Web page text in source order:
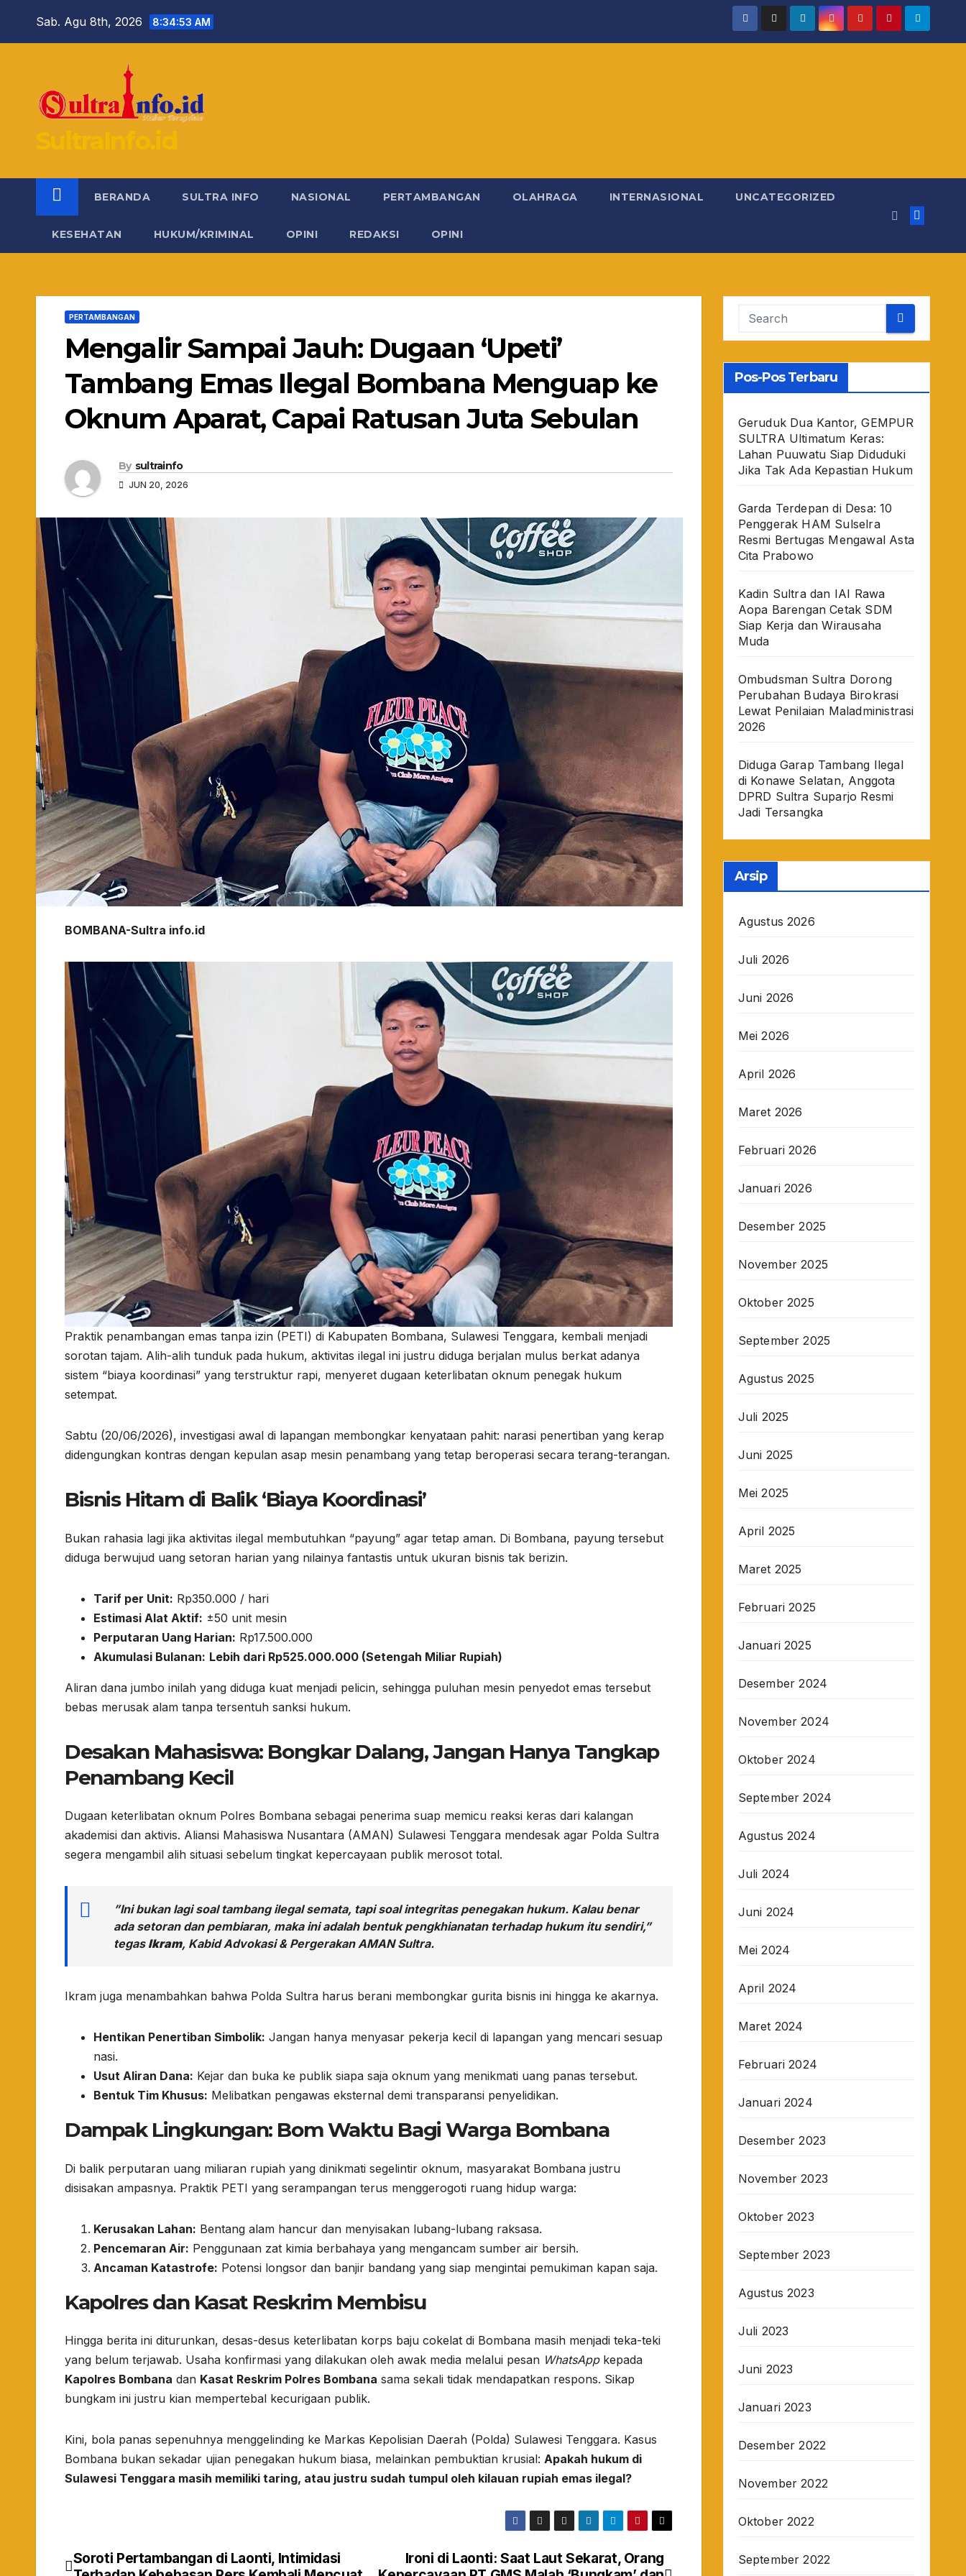
Sab. Agu 8th, 2026 8:34:54 AM
SultraInfo.id
BERANDA SULTRA INFO NASIONAL PERTAMBANGAN OLAHRAGA INTERNASIONAL UNCATEGORIZED
KESEHATAN HUKUM/KRIMINAL OPINI REDAKSI OPINI
PERTAMBANGAN
Mengalir Sampai Jauh: Dugaan ‘Upeti’
Tambang Emas Ilegal Bombana Menguap ke
Oknum Aparat, Capai Ratusan Juta Sebulan
By sultrainfo
JUN 20, 2026
BOMBANA-Sultra info.id
Praktik penambangan emas tanpa izin (PETI) di Kabupaten Bombana, Sulawesi Tenggara, kembali menjadi
sorotan tajam. Alih-alih tunduk pada hukum, aktivitas ilegal ini justru diduga berjalan mulus berkat adanya
sistem “biaya koordinasi” yang terstruktur rapi, menyeret dugaan keterlibatan oknum penegak hukum
setempat.
​Sabtu (20/06/2026), investigasi awal di lapangan membongkar kenyataan pahit: narasi penertiban yang kerap
didengungkan kontras dengan kepulan asap mesin penambang yang tetap beroperasi secara terang-terangan.
​Bisnis Hitam di Balik ‘Biaya Koordinasi’
​Bukan rahasia lagi jika aktivitas ilegal membutuhkan “payung” agar tetap aman. Di Bombana, payung tersebut
diduga berwujud uang setoran harian yang nilainya fantastis untuk ukuran bisnis tak berizin.
Tarif per Unit: Rp350.000 / hari
Estimasi Alat Aktif: ±50 unit mesin
Perputaran Uang Harian: Rp17.500.000
Akumulasi Bulanan: Lebih dari Rp525.000.000 (Setengah Miliar Rupiah)
​Aliran dana jumbo inilah yang diduga kuat menjadi pelicin, sehingga puluhan mesin penyedot emas tersebut
bebas merusak alam tanpa tersentuh sanksi hukum.
​Desakan Mahasiswa: Bongkar Dalang, Jangan Hanya Tangkap
Penambang Kecil
​Dugaan keterlibatan oknum Polres Bombana sebagai penerima suap memicu reaksi keras dari kalangan
akademisi dan aktivis. Aliansi Mahasiswa Nusantara (AMAN) Sulawesi Tenggara mendesak agar Polda Sultra
segera mengambil alih situasi sebelum tingkat kepercayaan publik merosot total.
​”Ini bukan lagi soal tambang ilegal semata, tapi soal integritas penegakan hukum. Kalau benar
ada setoran dan pembiaran, maka ini adalah bentuk pengkhianatan terhadap hukum itu sendiri,”
tegasIkram, Kabid Advokasi & Pergerakan AMAN Sultra.
​Ikram juga menambahkan bahwa Polda Sultra harus berani membongkar gurita bisnis ini hingga ke akarnya.
Hentikan Penertiban Simbolik: Jangan hanya menyasar pekerja kecil di lapangan yang mencari sesuap
nasi.
Usut Aliran Dana: Kejar dan buka ke publik siapa saja oknum yang menikmati uang panas tersebut.
Bentuk Tim Khusus: Melibatkan pengawas eksternal demi transparansi penyelidikan.
​Dampak Lingkungan: Bom Waktu Bagi Warga Bombana
​Di balik perputaran uang miliaran rupiah yang dinikmati segelintir oknum, masyarakat Bombana justru
disisakan ampasnya. Praktik PETI yang serampangan terus menggerogoti ruang hidup warga:
Kerusakan Lahan: Bentang alam hancur dan menyisakan lubang-lubang raksasa.
Pencemaran Air: Penggunaan zat kimia berbahaya yang mengancam sumber air bersih.
Ancaman Katastrofe: Potensi longsor dan banjir bandang yang siap mengintai pemukiman kapan saja.
​Kapolres dan Kasat Reskrim Membisu
​Hingga berita ini diturunkan, desas-desus keterlibatan korps baju cokelat di Bombana masih menjadi teka-teki
yang belum terjawab. Usaha konfirmasi yang dilakukan oleh awak media melalui pesan WhatsAppkepada
Kapolres Bombana dan Kasat Reskrim Polres Bombana sama sekali tidak mendapatkan respons. Sikap
bungkam ini justru kian mempertebal kecurigaan publik.
​Kini, bola panas sepenuhnya menggelinding ke Markas Kepolisian Daerah (Polda) Sulawesi Tenggara. Kasus
Bombana bukan sekadar ujian penegakan hukum biasa, melainkan pembuktian krusial: Apakah hukum di
Sulawesi Tenggara masih memiliki taring, atau justru sudah tumpul oleh kilauan rupiah emas ilegal?
Navigasi
Ironi di Laonti: Saat Laut Sekarat, Orang
Soroti Pertambangan di Laonti, Intimidasi
Pos-Pos Terbaru
Geruduk Dua Kantor, GEMPUR
SULTRA Ultimatum Keras:
Lahan Puuwatu Siap Diduduki
Jika Tak Ada Kepastian Hukum
Garda Terdepan di Desa: 10
Penggerak HAM Sulselra
Resmi Bertugas Mengawal Asta
Cita Prabowo
Kadin Sultra dan IAI Rawa
Aopa Barengan Cetak SDM
Siap Kerja dan Wirausaha
Muda
Ombudsman Sultra Dorong
Perubahan Budaya Birokrasi
Lewat Penilaian Maladministrasi
2026
Diduga Garap Tambang Ilegal
di Konawe Selatan, Anggota
DPRD Sultra Suparjo Resmi
Jadi Tersangka
Arsip
Agustus 2026
Juli 2026
Juni 2026
Mei 2026
April 2026
Maret 2026
Februari 2026
Januari 2026
Desember 2025
November 2025
Oktober 2025
September 2025
Agustus 2025
Juli 2025
Juni 2025
Mei 2025
April 2025
Maret 2025
Februari 2025
Januari 2025
Desember 2024
November 2024
Oktober 2024
September 2024
Agustus 2024
Juli 2024
Juni 2024
Mei 2024
April 2024
Maret 2024
Februari 2024
Januari 2024
Desember 2023
November 2023
Oktober 2023
September 2023
Agustus 2023
Juli 2023
Juni 2023
Januari 2023
Desember 2022
November 2022
Oktober 2022
September 2022